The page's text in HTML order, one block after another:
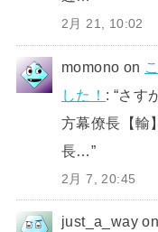
2月 21, 10:02
momono on
した！ : “さす
方幕僚長【輸
長…”
2月 7, 20:45
just_a_way on